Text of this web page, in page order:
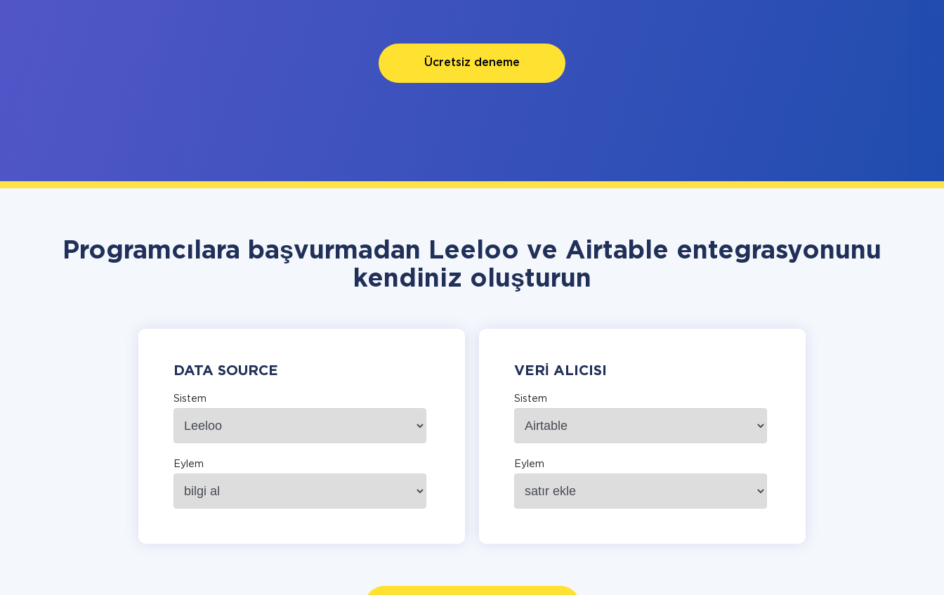
Ücretsiz deneme
Programcılara başvurmadan Leeloo ve Airtable entegrasyonunu
kendiniz oluşturun
DATA SOURCE
Sistem
Eylem
VERI ALICISI
Sistem
Eylem